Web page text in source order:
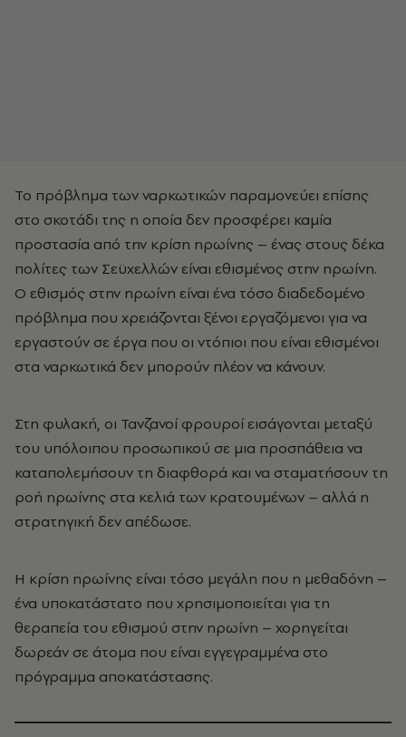
Το πρόβλημα των ναρκωτικών παραμονεύει επίσης
στο σκοτάδι της η οποία δεν προσφέρει καμία
προστασία από την κρίση ηρωίνης – ένας στους δέκα
πολίτες των Σεϋχελλών είναι εθισμένος στην ηρωίνη.
Ο εθισμός στην ηρωίνη είναι ένα τόσο διαδεδομένο
πρόβλημα που χρειάζονται ξένοι εργαζόμενοι για να
εργαστούν σε έργα που οι ντόπιοι που είναι εθισμένοι
στα ναρκωτικά δεν μπορούν πλέον να κάνουν.
Στη φυλακή, οι Τανζανοί φρουροί εισάγονται μεταξύ
του υπόλοιπου προσωπικού σε μια προσπάθεια να
καταπολεμήσουν τη διαφθορά και να σταματήσουν τη
ροή ηρωίνης στα κελιά των κρατουμένων – αλλά η
στρατηγική δεν απέδωσε.
Η κρίση ηρωίνης είναι τόσο μεγάλη που η μεθαδόνη –
ένα υποκατάστατο που χρησιμοποιείται για τη
θεραπεία του εθισμού στην ηρωίνη – χορηγείται
δωρεάν σε άτομα που είναι εγγεγραμμένα στο
πρόγραμμα αποκατάστασης.